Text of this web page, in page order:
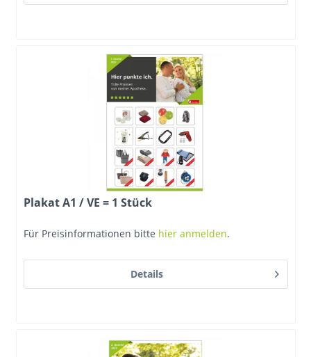
Plakat A1 / VE = 1 Stück
Für Preisinformationen bitte hier anmelden.
Details